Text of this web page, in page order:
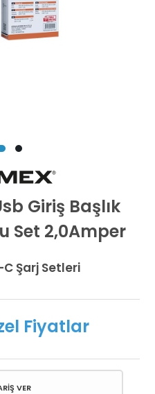
Giriş Başlık
Set 2,0Amper
Şarj Setleri
Fiyatlar
VER